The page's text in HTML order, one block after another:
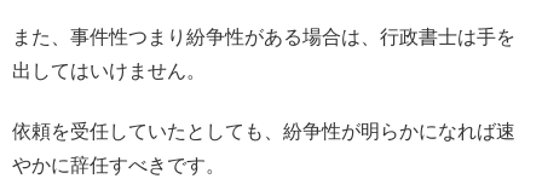
また、事件性つまり紛争性がある場合は、行政書士は手を
出してはいけません。
依頼を受任していたとしても、紛争性が明らかになれば速
やかに辞任すべきです。